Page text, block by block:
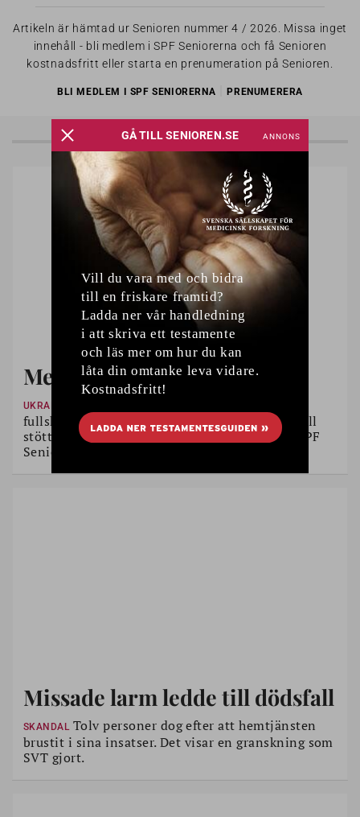
Artikeln är hämtad ur Senioren nummer 4 / 2026. Missa inget
innehåll - bli medlem i SPF Seniorerna och få Senioren
kostnadsfritt eller starta en prenumeration på Senioren.
BLI MEDLEM I SPF SENIORERNA PRENUMERERA
LÄS OCKSÅ
Medlemmar stöttar Ukraina
UKRAINA
fullskaliga invasion av Ukraina. För den som vill
stötta det ukrainska folket finns många sätt. SPF
Seniorerna Mörrum har hittat sitt.
Missade larm ledde till dödsfall
SKANDALTolv personer dog efter att hemtjänsten
brustit i sina insatser. Det visar en granskning som
SVT gjort.